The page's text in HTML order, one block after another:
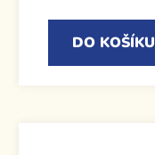
DO KOŠÍKU